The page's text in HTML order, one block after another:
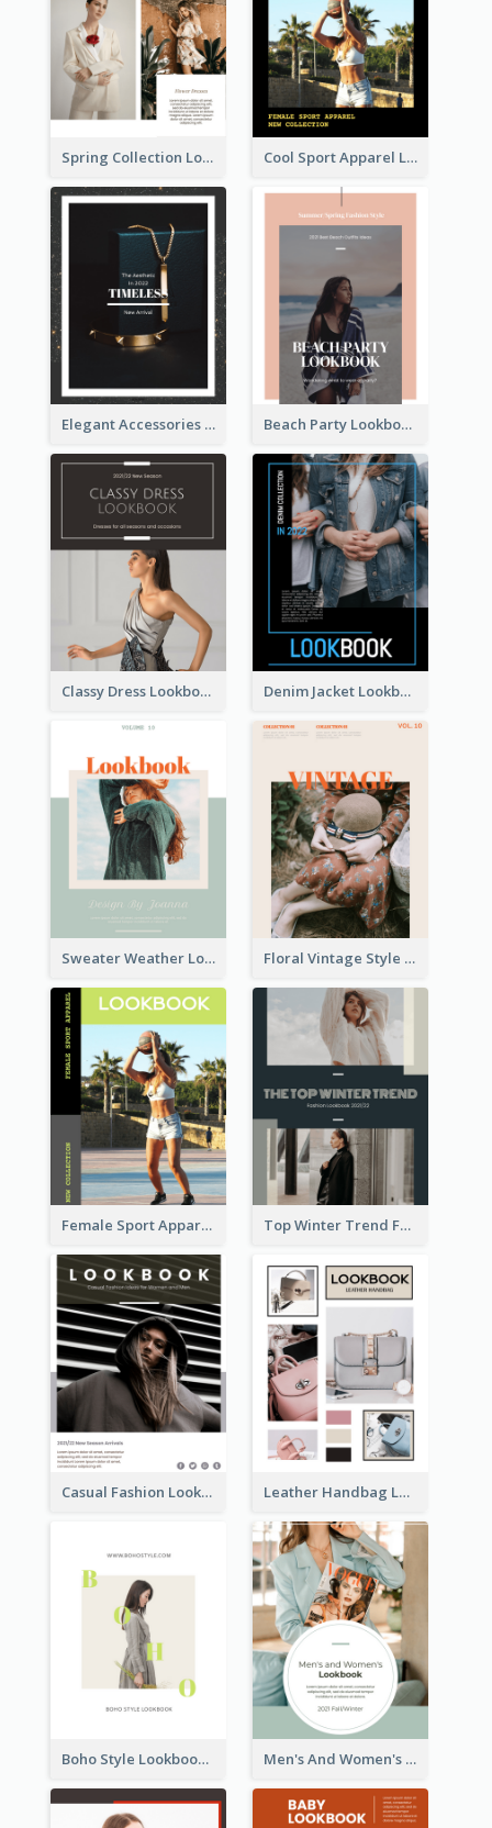
Spring Collection Lookbook Cool Sport Apparel Lookbook
Elegant Accessories Lookbook Beach Party Lookbook
Classy Dress Lookbook Denim Jacket Lookbook
Sweater Weather Lookbook Floral Vintage Style Lookbook
Female Sport Apparel Lookbook Top Winter Trend Fashion Lookbook
Casual Fashion Lookbook Leather Handbag Lookbook
Boho Style Lookbook Men's And Women's Lookbook